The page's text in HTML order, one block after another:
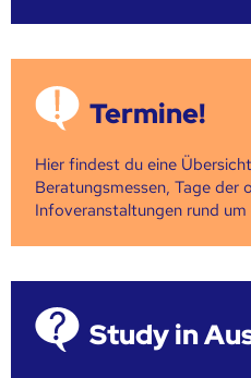
Termine!
Hier findest du eine
Beratungsmessen, Tage der
Infoveranstaltungen rund um
Study in